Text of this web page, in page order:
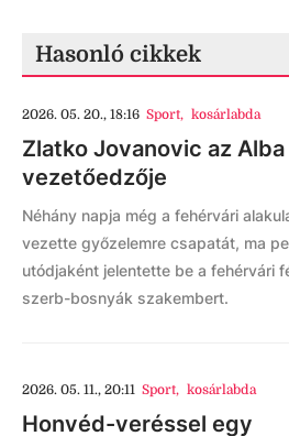
Hasonló cikkek
2026. 05. 20., 18:16 Sport, kosárlabda
Zlatko Jovanovic az Alba
vezetőedzője
Néhány napja még a fehérvári
vezette győzelemre csapatát, ma
utódjaként jelentette be a fehérvári
szerb-bosnyák szakembert.
2026. 05. 11., 20:11 Sport, kosárlabda
Honvéd-veréssel egy